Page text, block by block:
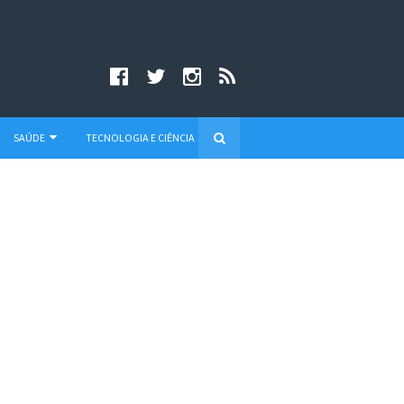
SAÚDE TECNOLOGIA E CIÊNCIA